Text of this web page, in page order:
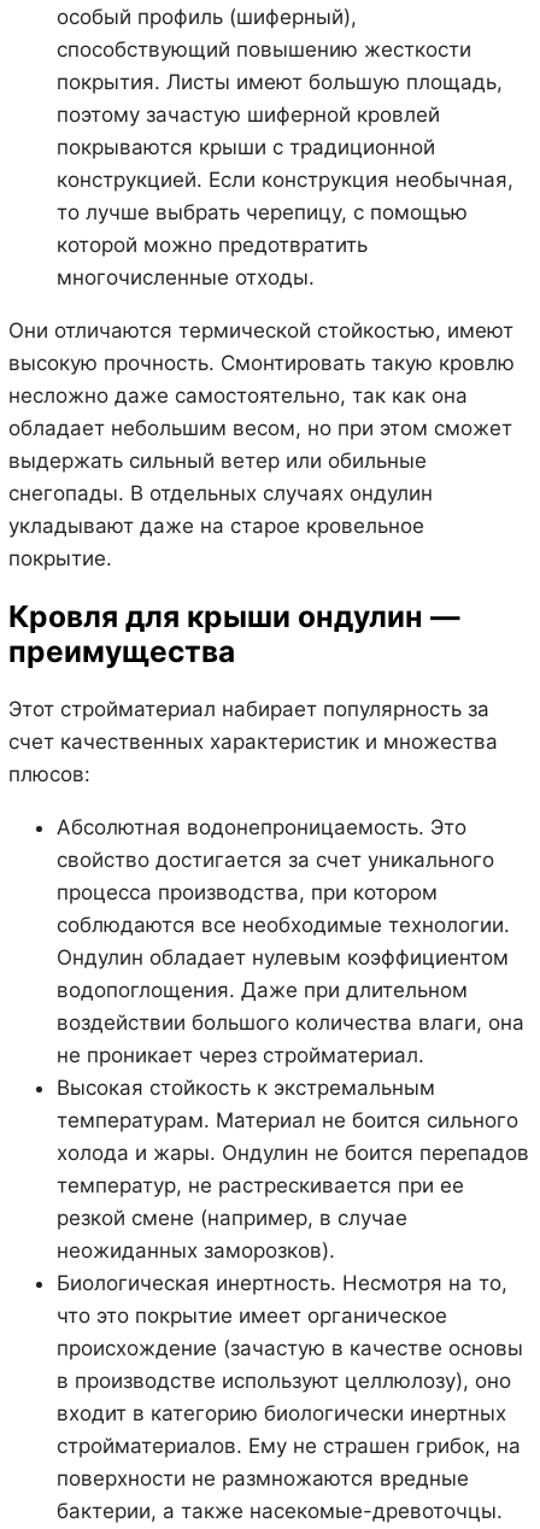
особый профиль (шиферный),
способствующий повышению жесткости
покрытия. Листы имеют большую площадь,
поэтому зачастую шиферной кровлей
покрываются крыши с традиционной
конструкцией. Если конструкция необычная,
то лучше выбрать черепицу, с помощью
которой можно предотвратить
многочисленные отходы.
Они отличаются термической стойкостью, имеют
высокую прочность. Смонтировать такую кровлю
несложно даже самостоятельно, так как она
обладает небольшим весом, но при этом сможет
выдержать сильный ветер или обильные
снегопады. В отдельных случаях ондулин
укладывают даже на старое кровельное
покрытие.
Кровля для крыши ондулин —
преимущества
Этот стройматериал набирает популярность за
счет качественных характеристик и множества
плюсов:
Абсолютная водонепроницаемость. Это
свойство достигается за счет уникального
процесса производства, при котором
соблюдаются все необходимые технологии.
Ондулин обладает нулевым коэффициентом
водопоглощения. Даже при длительном
воздействии большого количества влаги, она
не проникает через стройматериал.
Высокая стойкость к экстремальным
температурам. Материал не боится сильного
холода и жары. Ондулин не боится перепадов
температур, не растрескивается при ее
резкой смене (например, в случае
неожиданных заморозков).
Биологическая инертность. Несмотря на то,
что это покрытие имеет органическое
происхождение (зачастую в качестве основы
в производстве используют целлюлозу), оно
входит в категорию биологически инертных
стройматериалов. Ему не страшен грибок, на
поверхности не размножаются вредные
бактерии, а также насекомые-древоточцы.